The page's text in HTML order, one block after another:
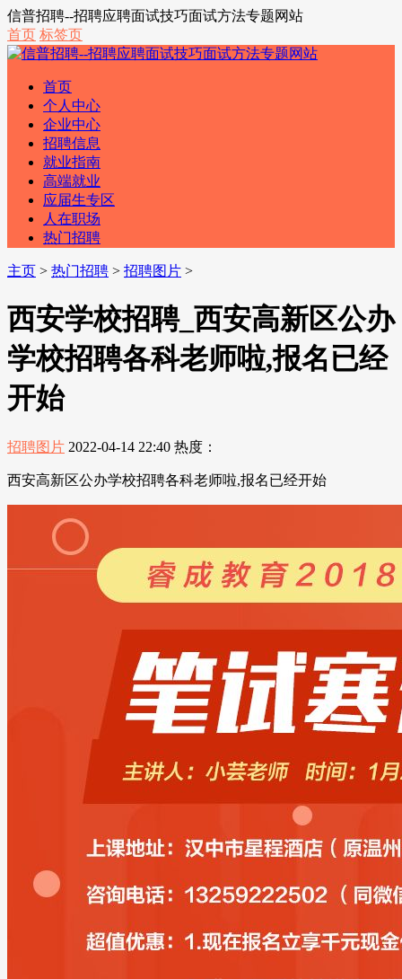
信普招聘--招聘应聘面试技巧面试方法专题网站
首页 标签页
首页
个人中心
企业中心
招聘信息
就业指南
高端就业
应届生专区
人在职场
热门招聘
主页 > 热门招聘 > 招聘图片 >
西安学校招聘_西安高新区公办
学校招聘各科老师啦,报名已经
开始
招聘图片 2022-04-14 22:40 热度：
西安高新区公办学校招聘各科老师啦,报名已经开始